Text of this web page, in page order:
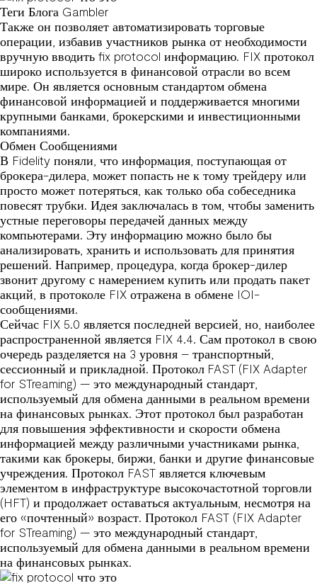
Теги Блога Gambler
Также он позволяет автоматизировать торговые
операции, избавив участников рынка от необходимости
вручную вводить fix protocol информацию. FIX протокол
широко используется в финансовой отрасли во всем
мире. Он является основным стандартом обмена
финансовой информацией и поддерживается многими
крупными банками, брокерскими и инвестиционными
компаниями.
Обмен Сообщениями
В Fidelity поняли, что информация, поступающая от
брокера-дилера, может попасть не к тому трейдеру или
просто может потеряться, как только оба собеседника
повесят трубки. Идея заключалась в том, чтобы заменить
устные переговоры передачей данных между
компьютерами. Эту информацию можно было бы
анализировать, хранить и использовать для принятия
решений. Например, процедура, когда брокер-дилер
звонит другому с намерением купить или продать пакет
акций, в протоколе FIX отражена в обмене IOI-
сообщениями.
Сейчас FIX 5.0 является последней версией, но, наиболее
распространенной является FIX 4.4. Сам протокол в свою
очередь разделяется на 3 уровня – транспортный,
сессионный и прикладной. Протокол FAST (FIX Adapter
for STreaming) — это международный стандарт,
используемый для обмена данными в реальном времени
на финансовых рынках. Этот протокол был разработан
для повышения эффективности и скорости обмена
информацией между различными участниками рынка,
такими как брокеры, биржи, банки и другие финансовые
учреждения. Протокол FAST является ключевым
элементом в инфраструктуре высокочастотной торговли
(HFT) и продолжает оставаться актуальным, несмотря на
его «почтенный» возраст. Протокол FAST (FIX Adapter
for STreaming) — это международный стандарт,
используемый для обмена данными в реальном времени
на финансовых рынках.